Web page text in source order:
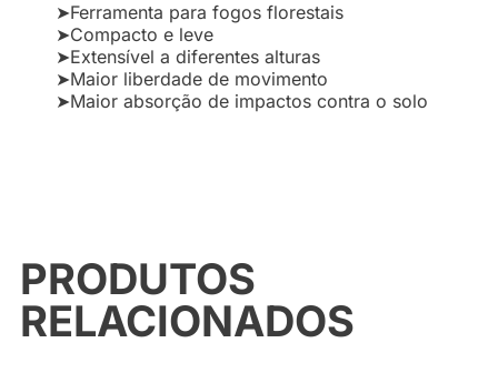
➤Ferramenta para fogos florestais
➤Compacto e leve
➤Extensível a diferentes alturas
➤Maior liberdade de movimento
➤Maior absorção de impactos contra o solo
PRODUTOS
RELACIONADOS